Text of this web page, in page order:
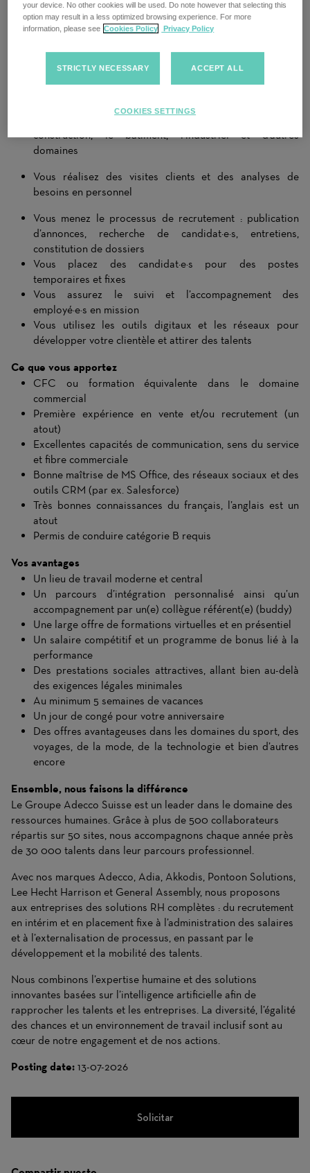
Chez nous, vous prenez en charge l’ensemble du processus de
recrutement à 360° : de l’acquisition de nouveaux clients
Vos responsabilités
dans divers secteurs, tels que l’office & administration, la
construction, le bâtiment, l’industriel et d’autres
domaines
Vous réalisez des visites clients et des analyses de
besoins en personnel
Vous menez le processus de recrutement : publication
d’annonces, recherche de candidat·e·s, entretiens,
constitution de dossiers
Vous placez des candidat·e·s pour des postes
temporaires et fixes
Vous assurez le suivi et l’accompagnement des
employé·e·s en mission
Vous utilisez les outils digitaux et les réseaux pour
développer votre clientèle et attirer des talents
Ce que vous apportez
CFC ou formation équivalente dans le domaine
commercial
Première expérience en vente et/ou recrutement (un
atout)
Excellentes capacités de communication, sens du service
et fibre commerciale
Bonne maîtrise de MS Office, des réseaux sociaux et des
outils CRM (par ex. Salesforce)
Très bonnes connaissances du français, l’anglais est un
atout
Permis de conduire catégorie B requis
Vos avantages
Un lieu de travail moderne et central
Un parcours d’intégration personnalisé ainsi qu’un
accompagnement par un(e) collègue référent(e) (buddy)
Une large offre de formations virtuelles et en présentiel
Un salaire compétitif et un programme de bonus lié à la
performance
Des prestations sociales attractives, allant bien au-delà
des exigences légales minimales
Au minimum 5 semaines de vacances
Un jour de congé pour votre anniversaire
Des offres avantageuses dans les domaines du sport, des
voyages, de la mode, de la technologie et bien d’autres
encore
Ensemble, nous faisons la différence
Le Groupe Adecco Suisse est un leader dans le domaine des
ressources humaines. Grâce à plus de 500 collaborateurs
répartis sur 50 sites, nous accompagnons chaque année près
de 30 000 talents dans leur parcours professionnel.
Avec nos marques Adecco, Adia, Akkodis, Pontoon Solutions,
Lee Hecht Harrison et General Assembly, nous proposons
aux entreprises des solutions RH complètes : du recrutement
en intérim et en placement fixe à l’administration des salaires
et à l’externalisation de processus, en passant par le
développement et la mobilité des talents.
Nous combinons l’expertise humaine et des solutions
innovantes basées sur l’intelligence artificielle afin de
rapprocher les talents et les entreprises. La diversité, l’égalité
des chances et un environnement de travail inclusif sont au
cœur de notre engagement et de nos actions.
Posting date: 13-07-2026
Solicitar
your device. No other cookies will be used. Do note however that selecting this
option may result in a less optimized browsing experience. For more
information, please see Cookies Policy Privacy Policy
STRICTLY NECESSARY ACCEPT ALL
COOKIES SETTINGS